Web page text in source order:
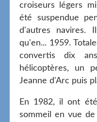
croiseurs légers
été suspendue
d'autres navires.
qu'en... 1959.
convertis dix
hélicoptères, un
Jeanne d'Arc puis
En 1982, il ont
sommeil en vue